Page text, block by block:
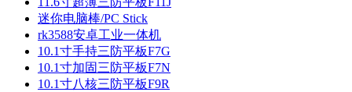
迷你电脑棒/PC Stick
rk3588安卓工业一体机
10.1寸手持三防平板F7G
10.1寸加固三防平板F7N
10.1寸八核三防平板F9R